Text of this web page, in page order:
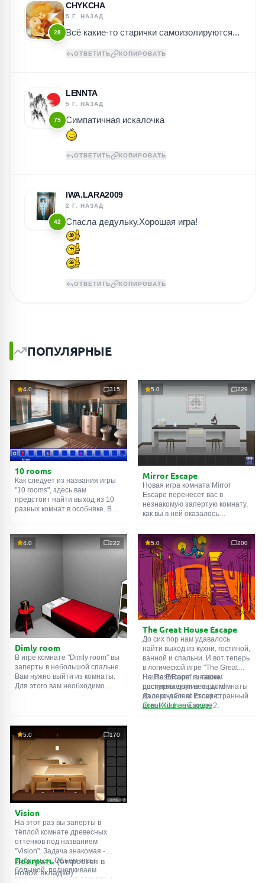
28
CHYKCHA
5 Г. НАЗАД
Всё какие-то старички самоизолируются...
ОТВЕТИТЬ КОПИРОВАТЬ
75
LENNTA
5 Г. НАЗАД
Симпатичная искалочка
ОТВЕТИТЬ КОПИРОВАТЬ
42
IWA.LARA2009
2 Г. НАЗАД
Спасла дедульку.Хорошая игра!
ОТВЕТИТЬ КОПИРОВАТЬ
ПОПУЛЯРНЫЕ
4.0 315
10 rooms
Как следует из названия игры
"10 rooms", здесь вам
предстоит найти выход из 10
разных комнат в особняке. В
их, чтобы выйти. Выход из
одной комнаты является
5.0 229
Mirror Escape
Новая игра комната Mirror
Escape перенесет вас в
незнакомую запертую комнату,
как вы в ней оказалось
смекалки попробуйте решить
все, приготовленные авторами
для вас, головоломки и найти
выход на свободу.
Внимательно осмотрите
помещение, возможно вы
сможете найти какие-нибудь
подсказки. Желаем удачи!
4.0 222
Dimly room
В игре комнате "Dimly room" вы
заперты в небольшой спальне.
Вам нужно выйти из комнаты.
Для этого вам необходимо
5.0 200
The Great House Escape
До сих пор нам удавалось
найти выход из кухни, гостиной,
ванной и спальни. И вот теперь
в логической игре "The Great
House Escape" в нашем
распоряжении весь дом!
Далеко-далеко стоит странный
дом. Кто в нем живет?
На FlashRoom.ru также
доступны другие игры комнаты
из серии Great Escape:
Great Kitchen Escape
5.0 170
Vision
На этот раз вы заперты в
тёплой комнате древесных
оттенков под названием
"Vision". Задача знакомая -
выбраться. Объем игры
большой, подчеркиваем
важность решения загадок, а
Поиграть(откроется в
новой вкладке)